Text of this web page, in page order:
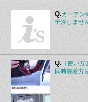
Q.カーテン
干渉しませ
Q. 【使い
同時装着方